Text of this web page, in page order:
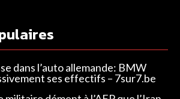
dans l’auto allemande: BMW
ses effectifs – 7sur7.be